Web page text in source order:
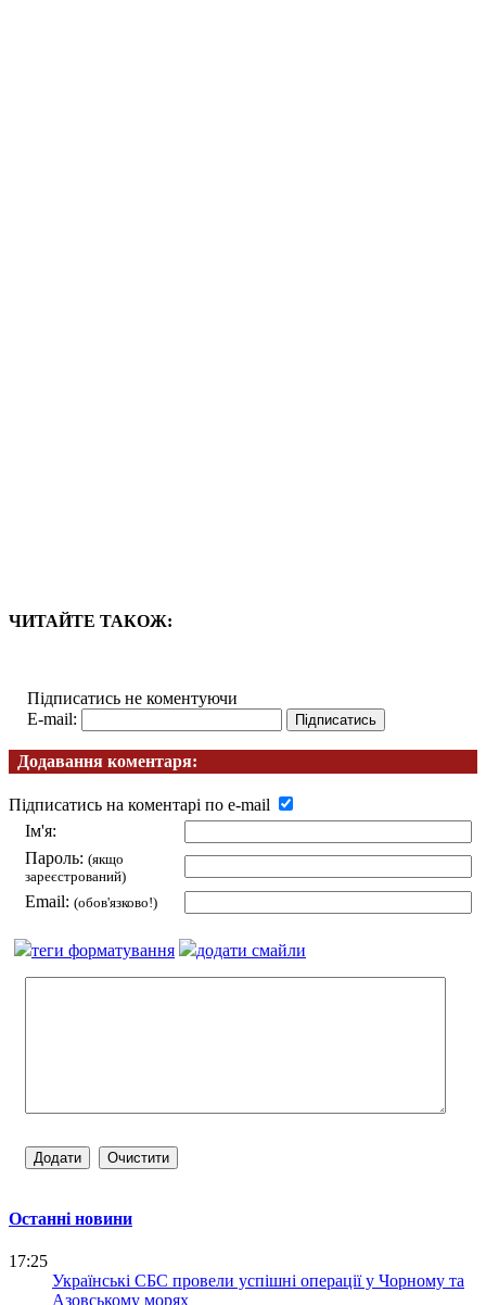
ЧИТАЙТЕ ТАКОЖ:
Підписатись не коментуючи
E-mail:
Додавання коментаря:
Підписатись на коментарі по e-mail
Ім'я:
Пароль: (якщо
зареєстрований)
Email: (обов'язково!)
теги форматування додати смайли
Останні новини
17:25
Українські СБС провели успішні операції у Чорному та
Азовському морях